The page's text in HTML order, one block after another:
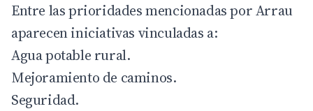
Entre las prioridades mencionadas por Arrau
aparecen iniciativas vinculadas a:
Agua potable rural.
Mejoramiento de caminos.
Seguridad.